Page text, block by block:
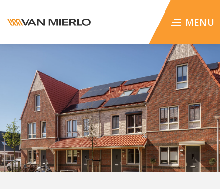
WERKEN BIJ
MENU